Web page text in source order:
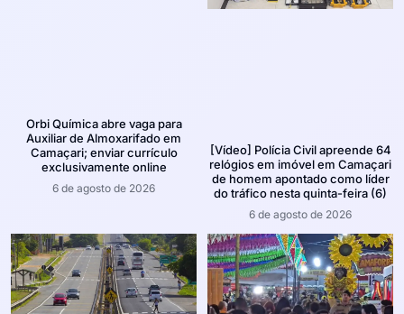
Orbi Química abre vaga para
Auxiliar de Almoxarifado em
Camaçari; enviar currículo
exclusivamente online
6 de agosto de 2026
[Vídeo] Polícia Civil apreende 64
relógios em imóvel em Camaçari
de homem apontado como líder
do tráfico nesta quinta-feira (6)
6 de agosto de 2026